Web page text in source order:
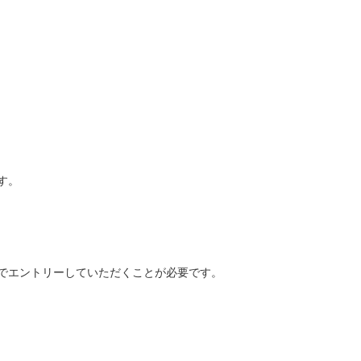
ントリーしていただくことが必要です。